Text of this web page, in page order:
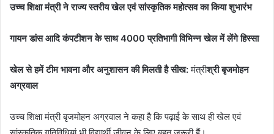
उच्च शिक्षा मंत्री ने राज्य स्तरीय खेल एवं सांस्कृतिक महोत्सव का किया शुभारंभ
गायन डांस आदि कंपटीशन के साथ 4000 प्रतिभागी विभिन्न खेल में लेंगे हिस्सा
खेल से हमें टीम भावना और अनुशासन की मिलती है सीख:मंत्रीश्री बृजमोहन
अग्रवाल
उच्च शिक्षा मंत्री बृजमोहन अग्रवाल ने कहा है कि पढ़ाई के साथ ही खेल एवं